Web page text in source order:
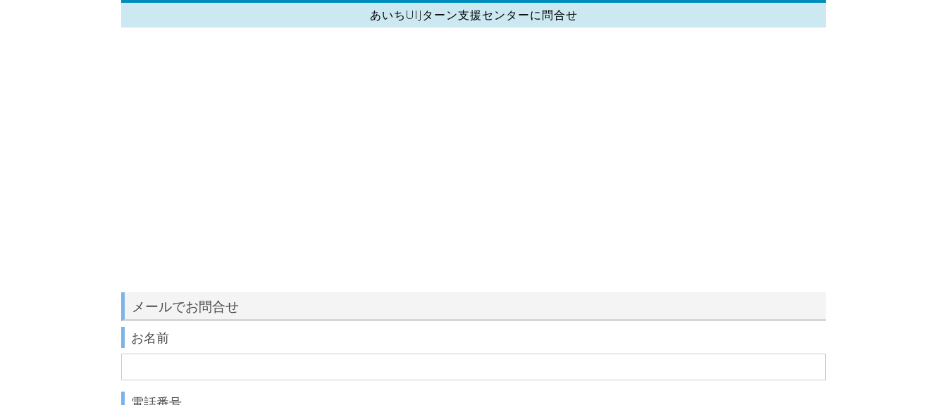
あいちUIJターン支援センターに問合せ
メールでお問合せ
お名前